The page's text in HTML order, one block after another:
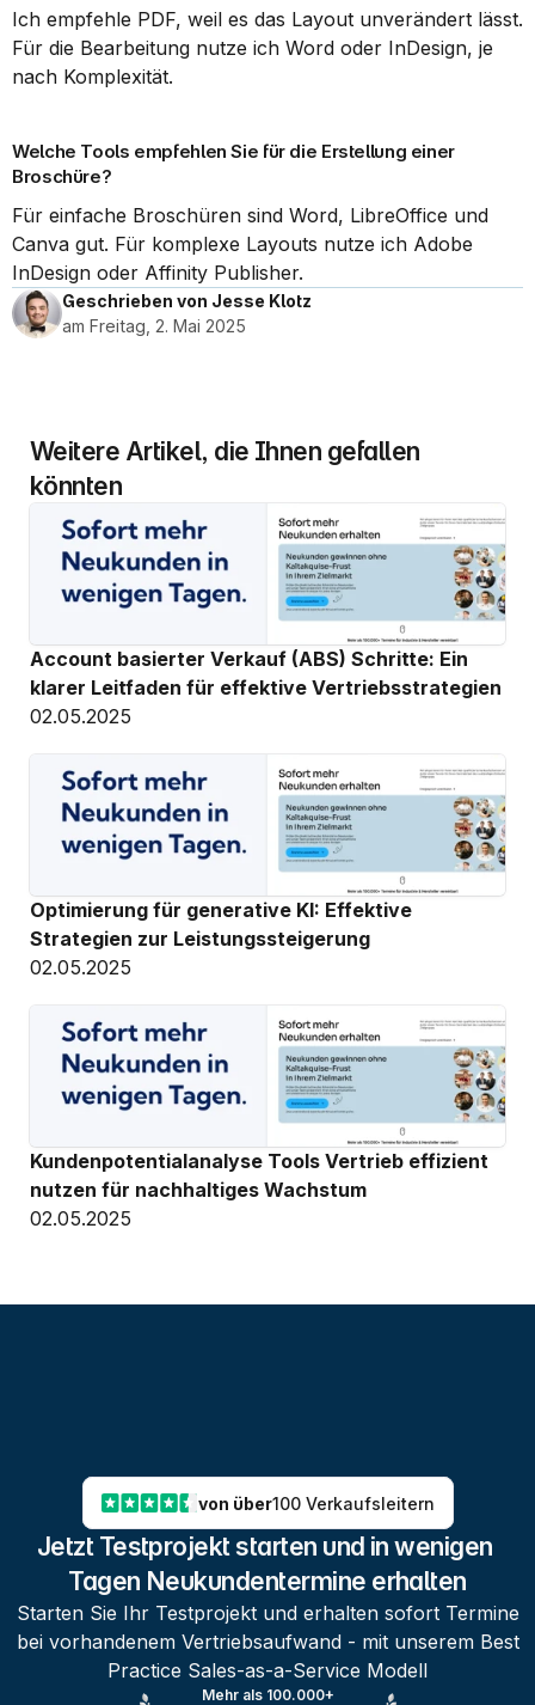
Ich empfehle PDF, weil es das Layout unverändert lässt.
Für die Bearbeitung nutze ich Word oder InDesign, je
nach Komplexität.
Welche Tools empfehlen Sie für die Erstellung einer
Broschüre?
Für einfache Broschüren sind Word, LibreOffice und
Canva gut. Für komplexe Layouts nutze ich Adobe
InDesign oder Affinity Publisher.
Geschrieben von Jesse Klotz
am Freitag, 2. Mai 2025
Weitere Artikel, die Ihnen gefallen
könnten
Account basierter Verkauf (ABS) Schritte: Ein
klarer Leitfaden für effektive Vertriebsstrategien
02.05.2025
Optimierung für generative KI: Effektive
Strategien zur Leistungssteigerung
02.05.2025
Kundenpotentialanalyse Tools Vertrieb effizient
nutzen für nachhaltiges Wachstum
02.05.2025
von über100 Verkaufsleitern
Jetzt Testprojekt starten und in wenigen
Tagen Neukundentermine erhalten
Starten Sie Ihr Testprojekt und erhalten sofort Termine
bei vorhandenem Vertriebsaufwand - mit unserem Best
Practice Sales-as-a-Service Modell
Mehr als 100.000+